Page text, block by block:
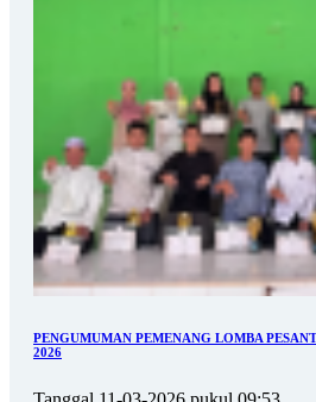
PENGUMUMAN PEMENANG LOMBA
2026